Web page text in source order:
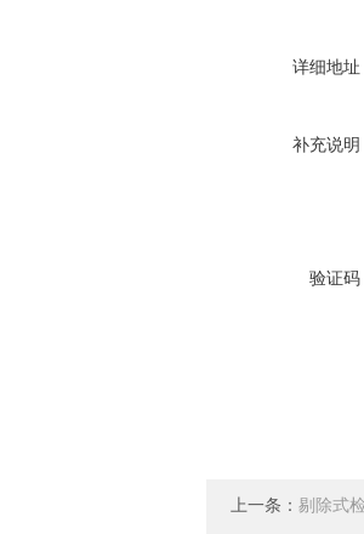
详细地址
补充说明
验证码
上一条： 剔除式